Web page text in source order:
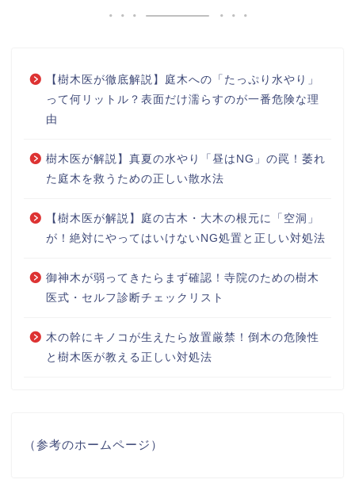
【樹木医が徹底解説】庭木への「たっぷり水やり」
って何リットル？表面だけ濡らすのが一番危険な理
由
樹木医が解説】真夏の水やり「昼はNG」の罠！萎れ
た庭木を救うための正しい散水法
【樹木医が解説】庭の古木・大木の根元に「空洞」
が！絶対にやってはいけないNG処置と正しい対処法
御神木が弱ってきたらまず確認！寺院のための樹木
医式・セルフ診断チェックリスト
木の幹にキノコが生えたら放置厳禁！倒木の危険性
と樹木医が教える正しい対処法
（参考のホームページ）